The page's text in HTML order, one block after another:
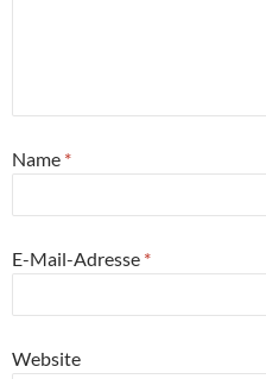
Name *
E-Mail-Adresse *
Website